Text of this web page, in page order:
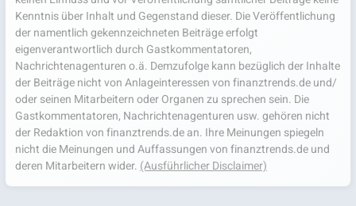
Kenntnis über Inhalt und Gegenstand dieser. Die Veröffentlichung
der namentlich gekennzeichneten Beiträge erfolgt
eigenverantwortlich durch Gastkommentatoren,
Nachrichtenagenturen o.ä. Demzufolge kann bezüglich der Inhalte
der Beiträge nicht von Anlageinteressen von finanztrends.de und/
oder seinen Mitarbeitern oder Organen zu sprechen sein. Die
Gastkommentatoren, Nachrichtenagenturen usw. gehören nicht
der Redaktion von finanztrends.de an. Ihre Meinungen spiegeln
nicht die Meinungen und Auffassungen von finanztrends.de und
deren Mitarbeitern wider. (Ausführlicher Disclaimer)